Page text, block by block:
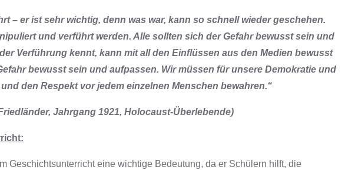
– er ist sehr wichtig, denn was war, kann so schnell wieder geschehen.
und verführt werden. Alle sollten sich der Gefahr bewusst sein und
Verführung kennt, kann mit all den Einflüssen aus den Medien bewusst
bewusst sein und aufpassen. Wir müssen für unsere Demokratie und
den Respekt vor jedem einzelnen Menschen bewahren.“
Jahrgang 1921, Holocaust-Überlebende)
Geschichtsunterricht eine wichtige Bedeutung, da er Schülern hilft, die